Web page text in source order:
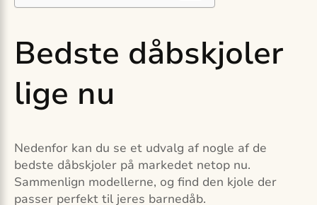
Bedste dåbskjoler
lige nu
Nedenfor kan du se et udvalg af nogle af de
bedste dåbskjoler på markedet netop nu.
Sammenlign modellerne, og find den kjole der
passer perfekt til jeres barnedåb.